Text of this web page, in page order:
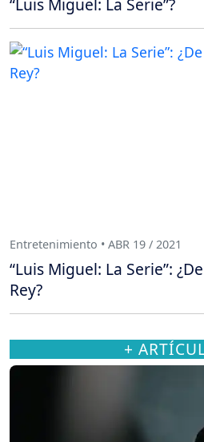
“Luis Miguel: La Serie”?
Entretenimiento • ABR 19 / 2021
“Luis Miguel: La Serie”:
Rey?
+